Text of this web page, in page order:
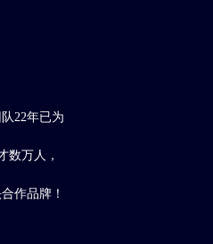
22年已为
数万人，
作品牌！